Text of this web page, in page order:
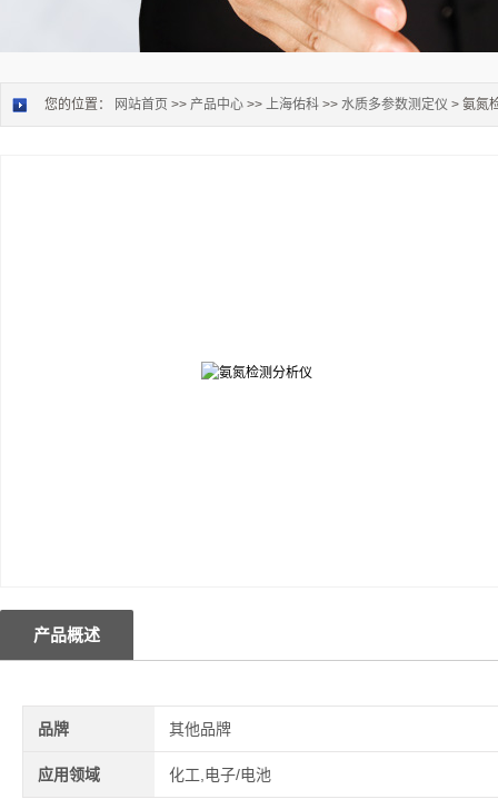
您的位置： 网站首页 >> 产品中心 >> 上海佑科 >> 水质多参数测定仪 > 氨氮
产品概述
品牌 其他品牌
应用领域 化工,电子/电池